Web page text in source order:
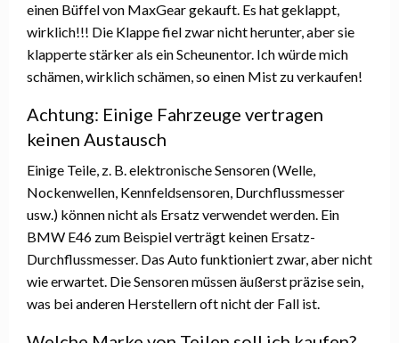
einen Büffel von MaxGear gekauft. Es hat geklappt,
wirklich!!! Die Klappe fiel zwar nicht herunter, aber sie
klapperte stärker als ein Scheunentor. Ich würde mich
schämen, wirklich schämen, so einen Mist zu verkaufen!
Achtung: Einige Fahrzeuge vertragen
keinen Austausch
Einige Teile, z. B. elektronische Sensoren (Welle,
Nockenwellen, Kennfeldsensoren, Durchflussmesser
usw.) können nicht als Ersatz verwendet werden. Ein
BMW E46 zum Beispiel verträgt keinen Ersatz-
Durchflussmesser. Das Auto funktioniert zwar, aber nicht
wie erwartet. Die Sensoren müssen äußerst präzise sein,
was bei anderen Herstellern oft nicht der Fall ist.